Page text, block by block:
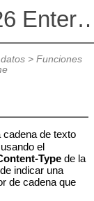
Altova MapForce 2026
> Funciones
de texto
el
Typede la
indicar una
de cadena que